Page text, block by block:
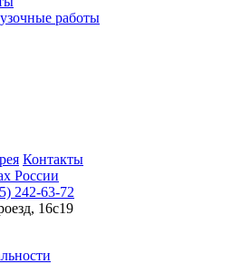
работы
Контакты
России
242-63-72
16с19